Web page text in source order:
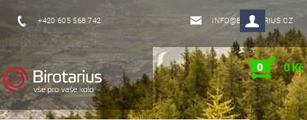
+420 605 568 742 INFO@BIROTARIUS.CZ
0 0 Kč